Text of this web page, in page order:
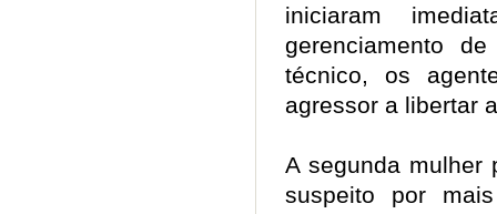
iniciaram
gerenciamento
técnico, os
agressor a libertar
A segunda mulher
suspeito por